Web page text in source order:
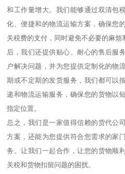
和工作量增大。我们能够通过双清包
化、便捷和的物流运输方案，确保您
关税费的支付，同时避免不必要的麻烦
后，我们还提供贴心、耐心的售后服
户解决问题，并为您提供定制化的物
期或不定期的发货服务，我们都可以
递和物流运输服务，确保您的货物以
指定位置。
总之，我们是一家值得信赖的货代公
方案，还能为您提供符合您需求的家
务。让我们一起合作，让您的货物顺
关税和货物扣留问题的困扰。